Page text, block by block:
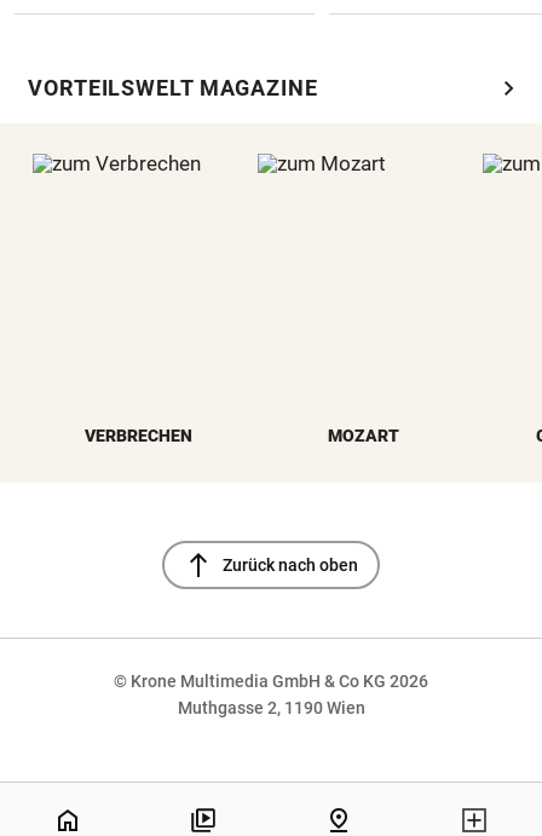
VORTEILSWELT MAGAZINE chevron_right
VERBRECHEN MOZART
north Zurück nach oben
© Krone Multimedia GmbH & Co KG 2026
Muthgasse 2, 1190 Wien
home pin_drop
NaN%